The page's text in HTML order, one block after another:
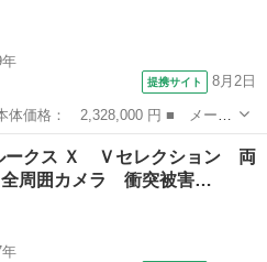
年
提携サイト 8月2日
■ グレード名： ハイウェイス
ナビ 全周囲カメラ プロパイロ
ークス Ｘ Ｖセレクション 両
周囲カメラ 衝突被害…
年